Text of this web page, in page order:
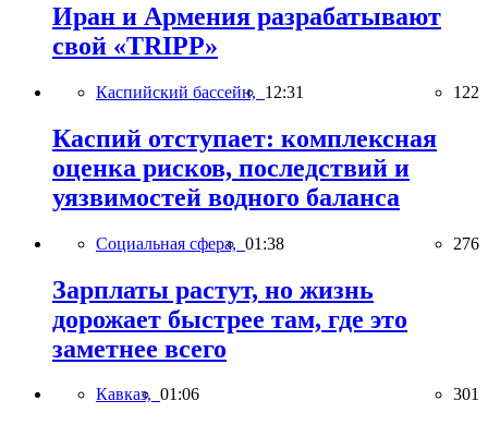
Иран и Армения разрабатывают
свой «TRIPP»
Каспийский бассейн, 12:31 122
Каспий отступает: комплексная
оценка рисков, последствий и
уязвимостей водного баланса
Социальная сфера, 01:38 276
Зарплаты растут, но жизнь
дорожает быстрее там, где это
заметнее всего
Кавказ, 01:06 301